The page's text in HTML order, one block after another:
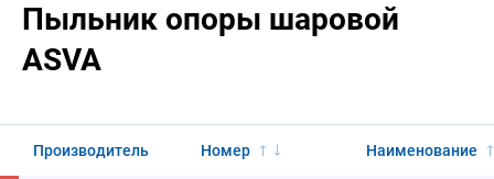
Пыльник опоры шаровой
ASVA
Производитель Номер Наименование